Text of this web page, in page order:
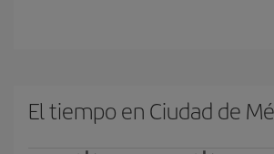
El tiempo en Ciudad de